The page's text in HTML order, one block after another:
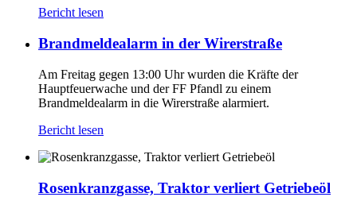
Bericht lesen
Brandmeldealarm in der Wirerstraße
Am Freitag gegen 13:00 Uhr wurden die Kräfte der
Hauptfeuerwache und der FF Pfandl zu einem
Brandmeldealarm in die Wirerstraße alarmiert.
Bericht lesen
Rosenkranzgasse, Traktor verliert Getriebeöl